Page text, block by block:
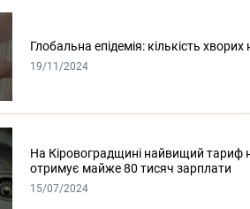
Глобальна епідемія: кількість хворих
19/11/2024
На Кіровоградщині найвищий тариф
отримує майже 80 тисяч зарплати
15/07/2024